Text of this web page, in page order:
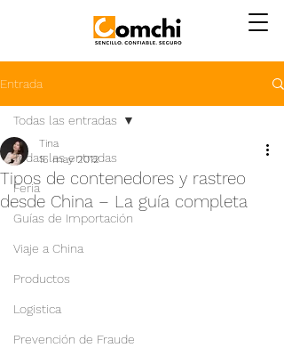
Entrada
Todas las entradas
Feria
Guías de Importación
Viaje a China
Productos
Logistica
Prevención de Fraude
Todas las entradas
Tipos de contenedores y rastreo
desde China – La guía completa
Tina
16 may 2012